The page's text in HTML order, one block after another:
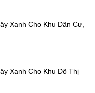
Xanh Cho Khu Dân Cư,
Xanh Cho Khu Đô Thị